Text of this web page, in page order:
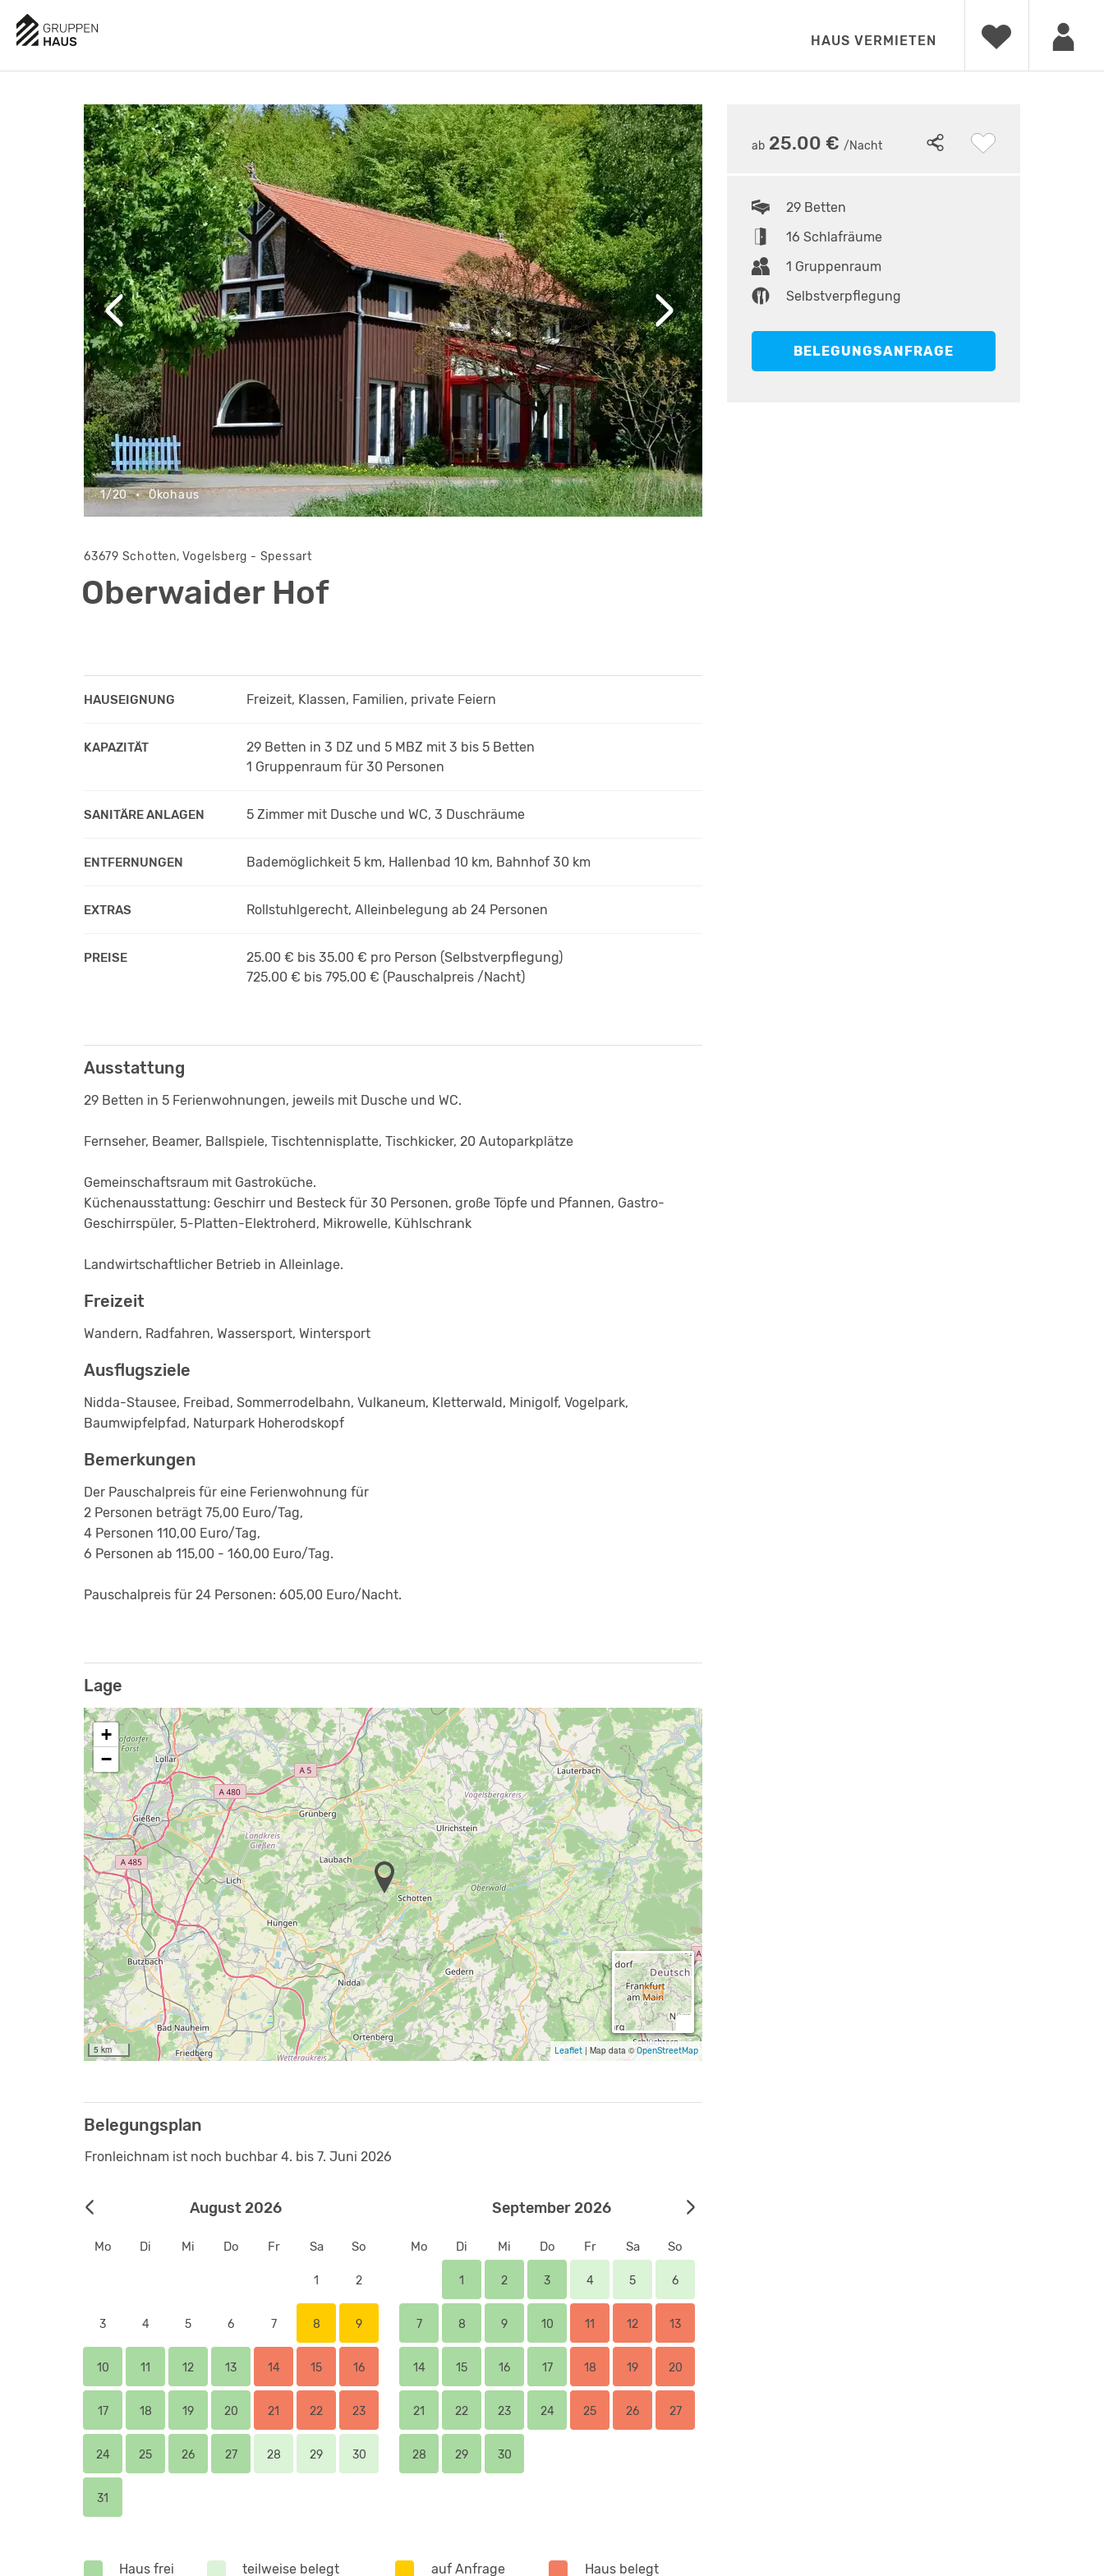
HAUS VERMIETEN
AUSSTATTUNG
1/20 • Ökohaus
63679 Schotten, Vogelsberg - Spessart
Oberwaider Hof
HAUSEIGNUNG Freizeit, Klassen, Familien, private Feiern
KAPAZITÄT 29 Betten in 3 DZ und 5 MBZ mit 3 bis 5 Betten
1 Gruppenraum für 30 Personen
SANITÄRE ANLAGEN 5 Zimmer mit Dusche und WC, 3 Duschräume
ENTFERNUNGEN Bademöglichkeit 5 km, Hallenbad 10 km, Bahnhof 30 km
EXTRAS Rollstuhlgerecht, Alleinbelegung ab 24 Personen
PREISE 25.00 € bis 35.00 € pro Person (Selbstverpflegung)
725.00 € bis 795.00 € (Pauschalpreis /Nacht)
Ausstattung
29 Betten in 5 Ferienwohnungen, jeweils mit Dusche und WC.
Fernseher, Beamer, Ballspiele, Tischtennisplatte, Tischkicker, 20 Autoparkplätze
Gemeinschaftsraum mit Gastroküche.
Küchenausstattung: Geschirr und Besteck für 30 Personen, große Töpfe und Pfannen, Gastro-
Geschirrspüler, 5-Platten-Elektroherd, Mikrowelle, Kühlschrank
Landwirtschaftlicher Betrieb in Alleinlage.
Freizeit
Wandern, Radfahren, Wassersport, Wintersport
Ausflugsziele
Nidda-Stausee, Freibad, Sommerrodelbahn, Vulkaneum, Kletterwald, Minigolf, Vogelpark,
Baumwipfelpfad, Naturpark Hoherodskopf
Bemerkungen
Der Pauschalpreis für eine Ferienwohnung für
2 Personen beträgt 75,00 Euro/Tag,
4 Personen 110,00 Euro/Tag,
6 Personen ab 115,00 - 160,00 Euro/Tag.
Pauschalpreis für 24 Personen: 605,00 Euro/Nacht.
Lage
+
−
5 km Leaflet | Map data ©OpenStreetMap
Belegungsplan
Fronleichnam ist noch buchbar 4. bis 7. Juni 2026
August 2026
Mo Di Mi Do Fr Sa So
1 2
3 4 5 6 7 8 9
10 11 12 13 14 15 16
17 18 19 20 21 22 23
24 25 26 27 28 29 30
31
September 2026
Mo Di Mi Do Fr Sa So
1 2 3 4 5 6
7 8 9 10 11 12 13
14 15 16 17 18 19 20
21 22 23 24 25 26 27
28 29 30
Haus frei teilweise belegt auf Anfrage Haus belegt
ab 25.00 €/Nacht
29 Betten
16 Schlafräume
1 Gruppenraum
Selbstverpflegung
BELEGUNGSANFRAGE